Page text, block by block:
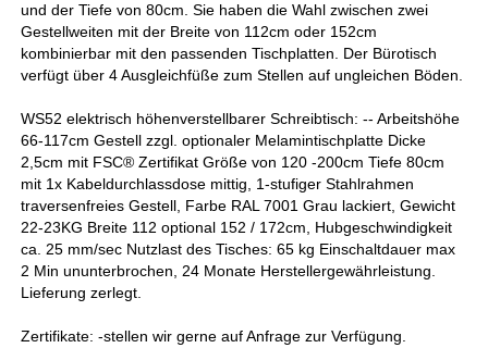
und der Tiefe von 80cm. Sie haben die Wahl zwischen zwei
Gestellweiten mit der Breite von 112cm oder 152cm
kombinierbar mit den passenden Tischplatten. Der Bürotisch
verfügt über 4 Ausgleichfüße zum Stellen auf ungleichen Böden.
WS52 elektrisch höhenverstellbarer Schreibtisch: -- Arbeitshöhe
66-117cm Gestell zzgl. optionaler Melamintischplatte Dicke
2,5cm mit FSC® Zertifikat Größe von 120 -200cm Tiefe 80cm
mit 1x Kabeldurchlassdose mittig, 1-stufiger Stahlrahmen
traversenfreies Gestell, Farbe RAL 7001 Grau lackiert, Gewicht
22-23KG Breite 112 optional 152 / 172cm, Hubgeschwindigkeit
ca. 25 mm/sec Nutzlast des Tisches: 65 kg Einschaltdauer max
2 Min ununterbrochen, 24 Monate Herstellergewährleistung.
Lieferung zerlegt.
Zertifikate: -stellen wir gerne auf Anfrage zur Verfügung.